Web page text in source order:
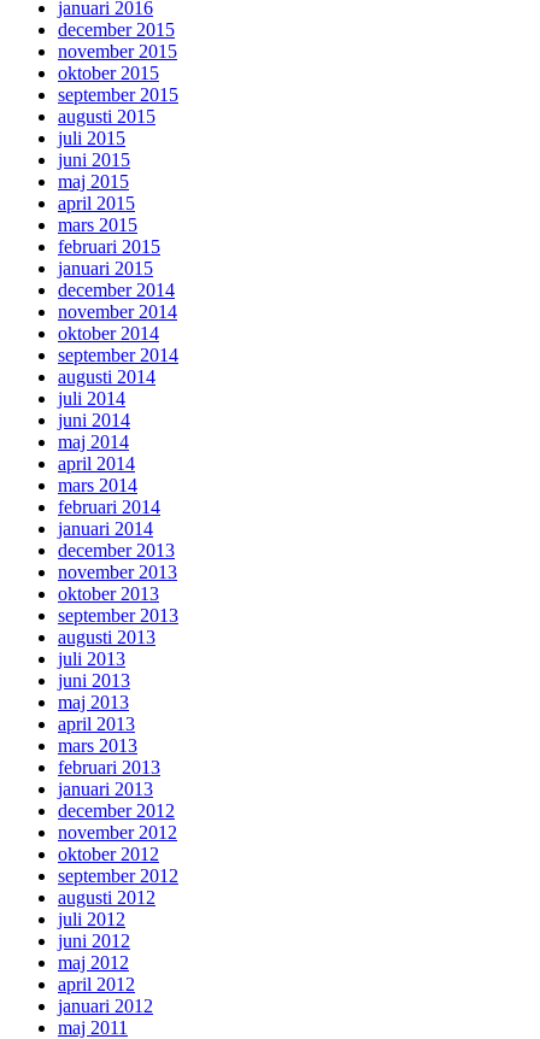
januari 2016
december 2015
november 2015
oktober 2015
september 2015
augusti 2015
juli 2015
juni 2015
maj 2015
april 2015
mars 2015
februari 2015
januari 2015
december 2014
november 2014
oktober 2014
september 2014
augusti 2014
juli 2014
juni 2014
maj 2014
april 2014
mars 2014
februari 2014
januari 2014
december 2013
november 2013
oktober 2013
september 2013
augusti 2013
juli 2013
juni 2013
maj 2013
april 2013
mars 2013
februari 2013
januari 2013
december 2012
november 2012
oktober 2012
september 2012
augusti 2012
juli 2012
juni 2012
maj 2012
april 2012
januari 2012
maj 2011